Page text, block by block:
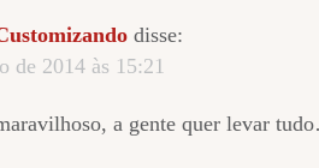
disse:
de 2014 às 15:21
a gente quer levar